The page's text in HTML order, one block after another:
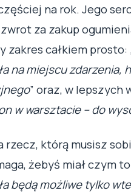
na rok. Jego
za zakup
zakres całkiem prosto:
na miejscu zdarzenia,
” oraz, w lepszych
w warsztacie – do
rzecz, którą musisz
żebyś miał czym
będą możliwe tylko